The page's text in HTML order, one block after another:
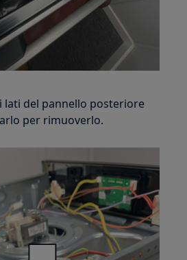
lati del pannello posteriore
per rimuoverlo.